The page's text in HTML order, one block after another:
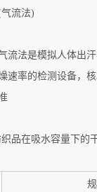
流法)
流法是模拟人体出
速率的检测设备，
品在吸水容量下的